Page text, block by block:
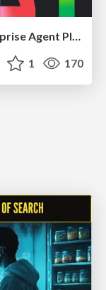
AI ネイティブな組織に Gemini Enterprise Agent Platform がなぜ必要なのか
1 170